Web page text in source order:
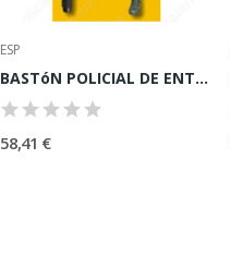
ESP
BASTóN POLICIAL DE ENTRENAMIENTO ACOLCHADO
58,41 €